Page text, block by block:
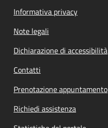
Informativa privacy
Note legali
Dichiarazione di accessibilità
Contatti
Prenotazione appuntamento
Richiedi assistenza